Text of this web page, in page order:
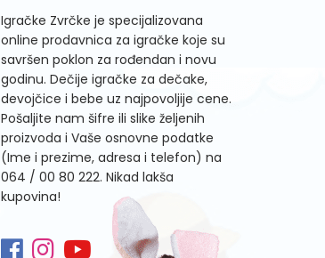
Igračke Zvrčke je specijalizovana
online prodavnica za igračke koje su
savršen poklon za rođendan i novu
godinu. Dečije igračke za dečake,
devojčice i bebe uz najpovoljije cene.
Pošaljite nam šifre ili slike željenih
proizvoda i Vaše osnovne podatke
(Ime i prezime, adresa i telefon) na
064 / 00 80 222. Nikad lakša
kupovina!